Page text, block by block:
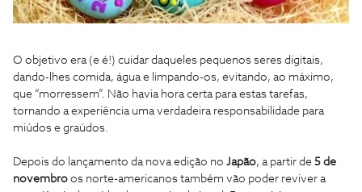
O objetivo era (e é!) cuidar daqueles pequenos seres digitais,
dando-lhes comida, água e limpando-os, evitando, ao máximo,
que “morressem”. Não havia hora certa para estas tarefas,
tornando a experiência uma verdadeira responsabilidade para
miúdos e graúdos.
Depois do lançamento da nova edição no Japão, a partir de 5 de
novembro os norte-americanos também vão poder reviver a